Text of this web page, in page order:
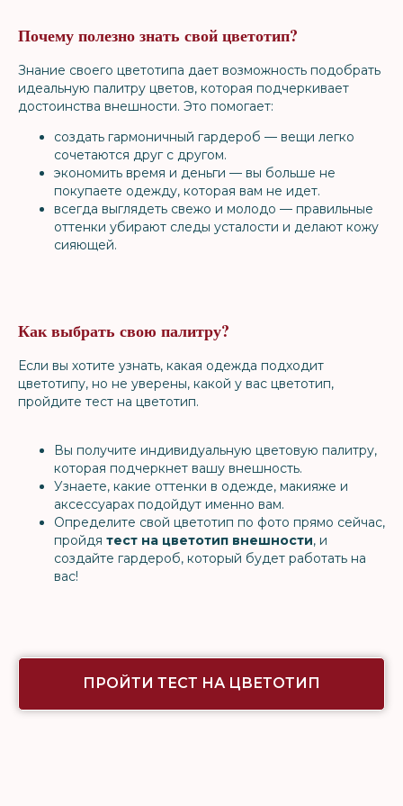
Почему полезно знать свой цветотип?
Знание своего цветотипа дает возможность подобрать
идеальную палитру цветов, которая подчеркивает
достоинства внешности. Это помогает:
создать гармоничный гардероб — вещи легко
сочетаются друг с другом.
экономить время и деньги — вы больше не
покупаете одежду, которая вам не идет.
всегда выглядеть свежо и молодо — правильные
оттенки убирают следы усталости и делают кожу
сияющей.
Как выбрать свою палитру?
Если вы хотите узнать, какая одежда подходит
цветотипу, но не уверены, какой у вас цветотип,
пройдите тест на цветотип.
Вы получите индивидуальную цветовую палитру,
которая подчеркнет вашу внешность.
Узнаете, какие оттенки в одежде, макияже и
аксессуарах подойдут именно вам.
Определите свой цветотип по фото прямо сейчас,
пройдя тест на цветотип внешности, и
создайте гардероб, который будет работать на
вас!
ПРОЙТИ ТЕСТ НА ЦВЕТОТИП